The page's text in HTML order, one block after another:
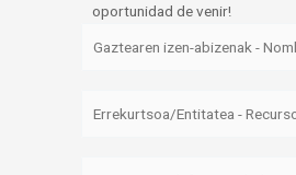
oportunidad de venir!